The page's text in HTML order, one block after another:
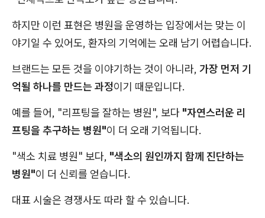
하지만 이런 표현은 병원을 운영하는 입장에서는 맞는 이
야기일 수 있어도, 환자의 기억에는 오래 남기 어렵습니다.
브랜드는 모든 것을 이야기하는 것이 아니라, 가장 먼저 기
억될 하나를 만드는 과정이기 때문입니다.
예를 들어, "리프팅을 잘하는 병원", 보다 "자연스러운 리
프팅을 추구하는 병원"이 더 오래 기억됩니다.
"색소 치료 병원" 보다, "색소의 원인까지 함께 진단하는
병원"이 더 신뢰를 얻습니다.
대표 시술은 경쟁사도 따라 할 수 있습니다.